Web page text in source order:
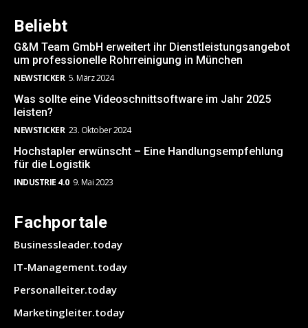
Beliebt
G&M Team GmbH erweitert ihr Dienstleistungsangebot
um professionelle Rohrreinigung in München
NEWSTICKER 5. März 2024
Was sollte eine Videoschnittsoftware im Jahr 2025
leisten?
NEWSTICKER 23. Oktober 2024
Hochstapler erwünscht – Eine Handlungsempfehlung
für die Logistik
INDUSTRIE 4.0 9. Mai 2023
Fachportale
Businessleader.today
IT-Management.today
Personalleiter.today
Marketingleiter.today